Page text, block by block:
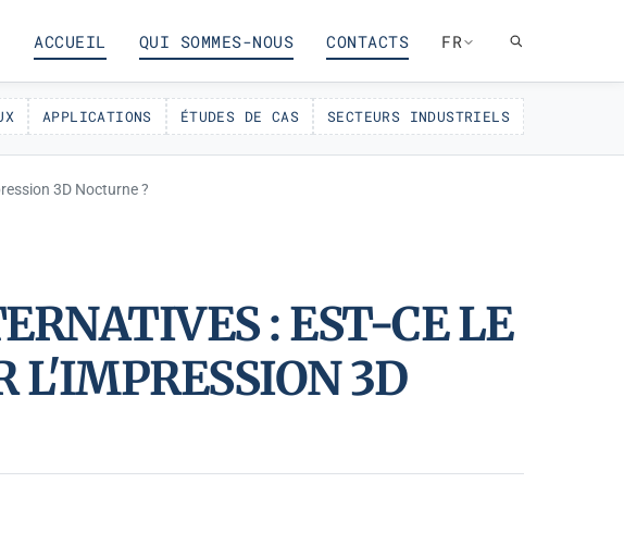
ACCUEIL QUI SOMMES-NOUS CONTACTS FR
APPLICATIONS ÉTUDES DE CAS SECTEURS INDUSTRIELS
3D Nocturne ?
: EST-CE LE
L'IMPRESSION 3D